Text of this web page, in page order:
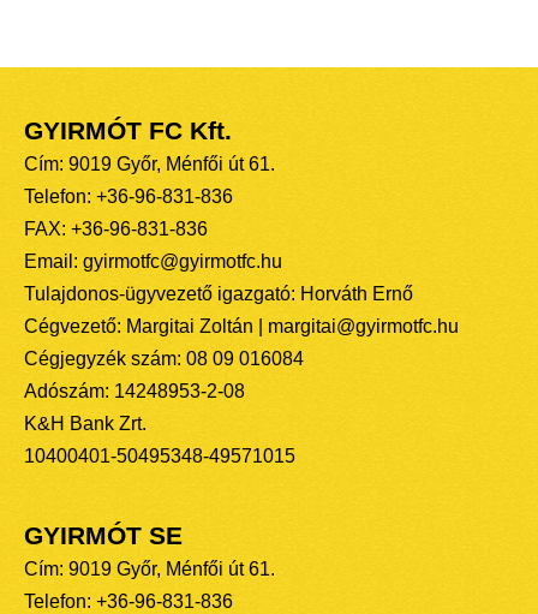
GYIRMÓT FC Kft.
Cím: 9019 Győr, Ménfői út 61.
Telefon: +36-96-831-836
FAX: +36-96-831-836
Email: gyirmotfc@gyirmotfc.hu
Tulajdonos-ügyvezető igazgató: Horváth Ernő
Cégvezető: Margitai Zoltán | margitai@gyirmotfc.hu
Cégjegyzék szám: 08 09 016084
Adószám: 14248953-2-08
K&H Bank Zrt.
10400401-50495348-49571015
GYIRMÓT SE
Cím: 9019 Győr, Ménfői út 61.
Telefon: +36-96-831-836